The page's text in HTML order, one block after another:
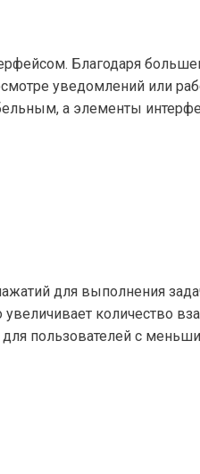
Благодаря
уведомлений или
а элементы
для выполнения
количество
пользователей с